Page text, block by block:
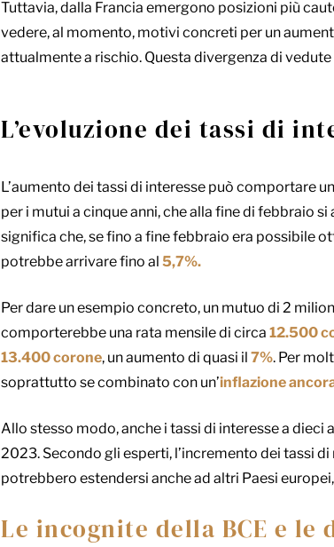
Tuttavia, dalla Francia emergono posizioni più
vedere, al momento, motivi concreti per un
attualmente a rischio. Questa divergenza di
L’evoluzione dei tassi di
L’aumento dei tassi di interesse può comportare
per i mutui a cinque anni, che alla fine di febbraio
significa che, se fino a fine febbraio era possibile
potrebbe arrivare fino al 5,7%.
Per dare un esempio concreto, un mutuo di 2
comporterebbe una rata mensile di circa 12.500
13.400 corone, un aumento di quasi il 7%. Per
soprattutto se combinato con un’inflazione
Allo stesso modo, anche i tassi di interesse a
2023. Secondo gli esperti, l’incremento dei tassi
potrebbero estendersi anche ad altri Paesi
Le incognite della BCE e